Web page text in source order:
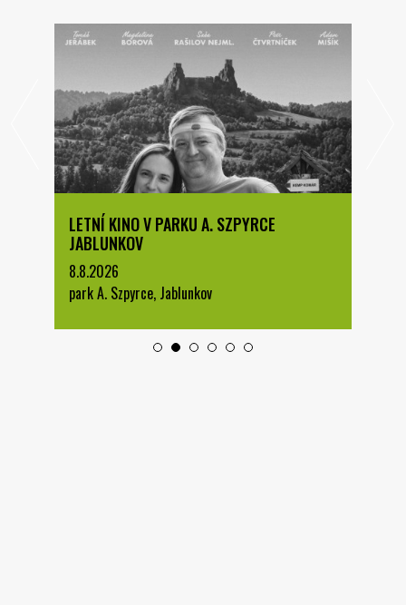
LETNÍ KINO V PARKU A. SZPYRCE
JABLUNKOV
8.8.2026
park A. Szpyrce, Jablunkov